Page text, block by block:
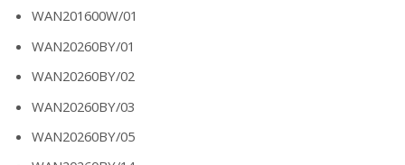
WAN201600W/01
WAN20260BY/01
WAN20260BY/02
WAN20260BY/03
WAN20260BY/05